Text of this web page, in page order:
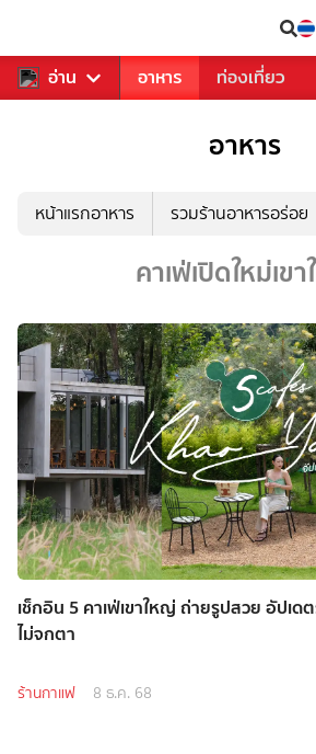
อ่าน
รวงการเพลง อาหาร ท่องเที่ยว
อาหาร
หน้าแรกอาหาร รวมร้านอาหารอร่อย
คาเฟ่เปิดใหม่เข
เช็กอิน 5 คาเฟ่เขาใหญ่ ถ่ายรูปสวย อัปเด
ไม่จกตา
ร้านกาแฟ 8 ธ.ค. 68